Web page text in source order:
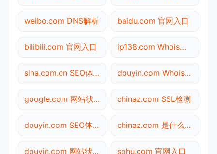
weibo.com DNS解析 baidu.com 官网入口
bilibili.com 官网入口 ip138.com Whois查询
sina.com.cn SEO体检 douyin.com Whois查询
google.com 网站状态 chinaz.com SSL检测
douyin.com SEO体检 chinaz.com 是什么网站
douyin.com 网站状态 sohu.com 官网入口